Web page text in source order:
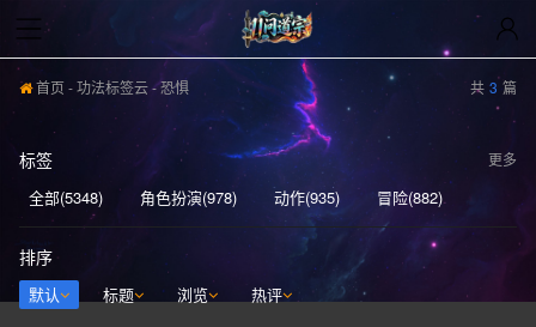
首页-功法标签云- 恐惧 共 3 篇
标签
全部(5348) 角色扮演(978) 动作(935)
冒险(882)
动作冒险(837)
独立(580) 单人(567)
模拟(540)
开放世界(529)
休闲(526) 策略(521)
更多
排序
默认 标题 浏览 热评